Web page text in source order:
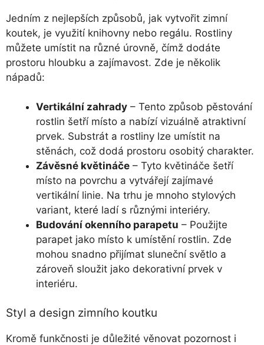
Jedním z nejlepších způsobů, jak vytvořit zimní
koutek, je využití knihovny nebo regálu. Rostliny
můžete umístit na různé úrovně, čímž dodáte
prostoru hloubku a zajímavost. Zde je několik
nápadů:
Vertikální zahrady – Tento způsob pěstování
rostlin šetří místo a nabízí vizuálně atraktivní
prvek. Substrát a rostliny lze umístit na
stěnách, což dodá prostoru osobitý charakter.
Závěsné květináče – Tyto květináče šetří
místo na povrchu a vytvářejí zajímavé
vertikální linie. Na trhu je mnoho stylových
variant, které ladí s různými interiéry.
Budování okenního parapetu – Použijte
parapet jako místo k umístění rostlin. Zde
mohou snadno přijímat sluneční světlo a
zároveň sloužit jako dekorativní prvek v
interiéru.
Styl a design zimního koutku
Kromě funkčnosti je důležité věnovat pozornost i